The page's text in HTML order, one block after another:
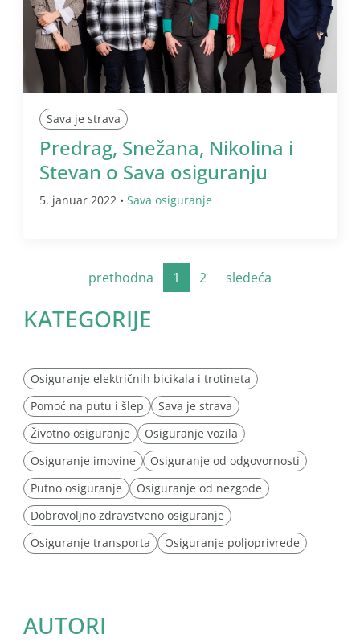
Sava je strava
Predrag, Snežana, Nikolina i
Stevan o Sava osiguranju
5. januar 2022 • Sava osiguranje
prethodna 1 2 sledeća
KATEGORIJE
Osiguranje električnih bicikala i trotineta
Pomoć na putu i šlep
Sava je strava
Životno osiguranje
Osiguranje vozila
Osiguranje imovine
Osiguranje od odgovornosti
Putno osiguranje
Osiguranje od nezgode
Dobrovoljno zdravstveno osiguranje
Osiguranje transporta
Osiguranje poljoprivrede
AUTORI